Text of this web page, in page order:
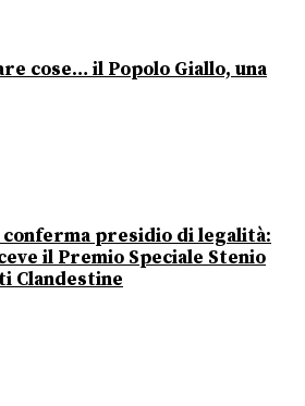
cose… il Popolo Giallo, una
presidio di legalità:
il Premio Speciale Stenio
Clandestine